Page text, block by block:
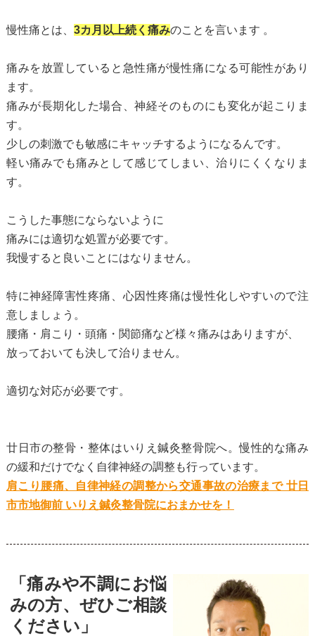
慢性痛とは、 3カ月以上続く痛みのことを言います 。
痛みを放置していると急性痛が慢性痛になる可能性があり
ます。
痛みが長期化した場合、神経そのものにも変化が起こりま
す。
少しの刺激でも敏感にキャッチするようになるんです。
軽い痛みでも痛みとして感じてしまい、治りにくくなりま
す。
こうした事態にならないように
痛みには適切な処置が必要です。
我慢すると良いことにはなりません。
特に神経障害性疼痛、心因性疼痛は慢性化しやすいので注
意しましょう。
腰痛・肩こり・頭痛・関節痛など様々痛みはありますが、
放っておいても決して治りません。
適切な対応が必要です。
廿日市の整骨・整体はいりえ鍼灸整骨院へ。慢性的な痛み
の緩和だけでなく自律神経の調整も行っています。
肩こり腰痛、自律神経の調整から交通事故の治療まで 廿日
市市地御前 いりえ鍼灸整骨院におまかせを！
「痛みや不調にお悩
みの方、ぜひご相談
ください」